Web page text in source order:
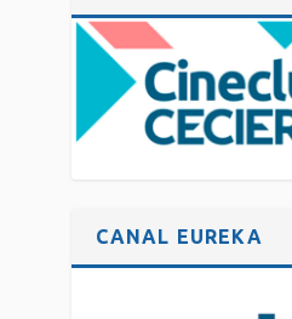
CANAL EUREKA